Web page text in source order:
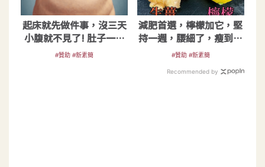
起床就先做件事，沒三天
小腹就不見了! 肚子一天
天變小！
#贊助 #新素簡
減肥首選，檸檬加它，堅
持一週，腰細了，瘦到你
懷疑人生
#贊助 #新素簡
Recommended by